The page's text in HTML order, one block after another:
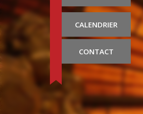
CALENDRIER
CONTACT